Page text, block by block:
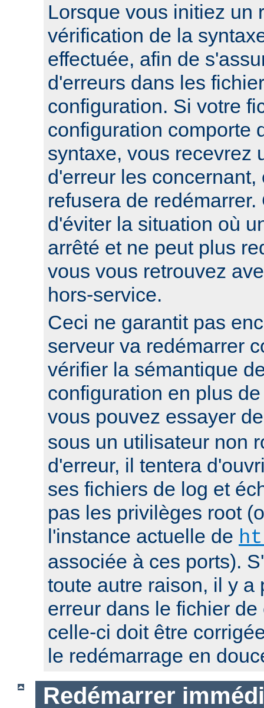
Lorsque vous initiez un
vérification de la
effectuée, afin de
d'erreurs dans les
configuration. Si votre
configuration comporte
syntaxe, vous recevrez
d'erreur les concernant,
refusera de
d'éviter la situation où
arrêté et ne peut plus
vous vous retrouvez
hors-service.
Ceci ne garantit pas
serveur va redémarrer
vérifier la sémantique
configuration en plus
vous pouvez essayer
sous un utilisateur non
d'erreur, il tentera
ses fichiers de log et
pas les privilèges root
l'instance actuelle de
associée à ces ports).
toute autre raison, il y a
erreur dans le fichier
celle-ci doit être
le redémarrage en
Redémarrer